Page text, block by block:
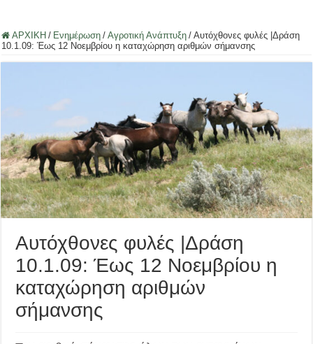
ΑΡΧΙΚΗ / Ενημέρωση / Αγροτική Ανάπτυξη / Αυτόχθονες φυλές |Δράση
10.1.09: Έως 12 Νοεμβρίου η καταχώρηση αριθμών σήμανσης
Αυτόχθονες φυλές |Δράση
10.1.09: Έως 12 Νοεμβρίου η
καταχώρηση αριθμών
σήμανσης